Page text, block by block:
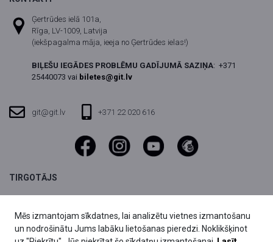
Ģertrūdes ielā 101a,
Rīga, LV-1009, Latvija
(iekšpagalma māja, ieeja no Ģertrūdes ielas!)
BIĻEŠU IEGĀDES PROBLĒMU GADĪJUMĀ SAZIŅA: +371
25440073 vai biletes@git.lv
git@git.lv +371 22 020 616
TIRGOTĀJS
SIA DIVI grupa,
Fridriha Candera iela 1,
Rīga, LV-1046, Latvija
Mēs izmantojam sīkdatnes, lai analizētu vietnes izmantošanu
un nodrošinātu Jums labāku lietošanas pieredzi. Noklikšķinot